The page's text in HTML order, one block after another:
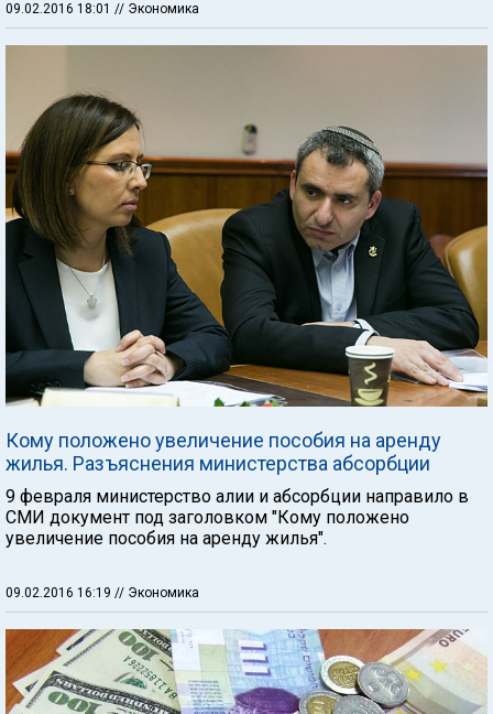
09.02.2016 18:01 // Экономика
Кому положено увеличение пособия на аренду
жилья. Разъяснения министерства абсорбции
9 февраля министерство алии и абсорбции направило в
СМИ документ под заголовком "Кому положено
увеличение пособия на аренду жилья".
09.02.2016 16:19 // Экономика